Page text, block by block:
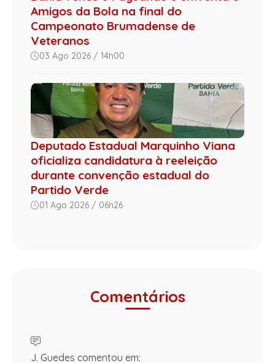
Amigos da Bola na final do
Campeonato Brumadense de
Veteranos
03 Ago 2026 / 14h00
Deputado Estadual Marquinho Viana
oficializa candidatura à reeleição
durante convenção estadual do
Partido Verde
01 Ago 2026 / 06h26
Comentários
J. Guedes comentou em: